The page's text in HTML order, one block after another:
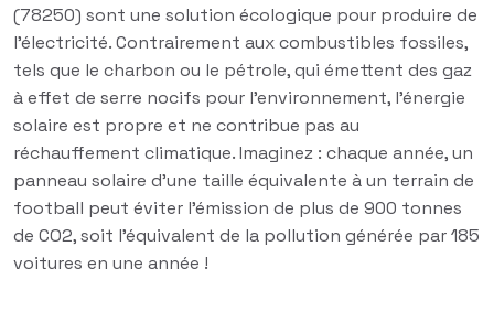
(78250) sont une solution écologique pour produire de
l'électricité. Contrairement aux combustibles fossiles,
tels que le charbon ou le pétrole, qui émettent des gaz
à effet de serre nocifs pour l'environnement, l'énergie
solaire est propre et ne contribue pas au
réchauffement climatique. Imaginez : chaque année, un
panneau solaire d'une taille équivalente à un terrain de
football peut éviter l'émission de plus de 900 tonnes
de CO2, soit l'équivalent de la pollution générée par 185
voitures en une année !